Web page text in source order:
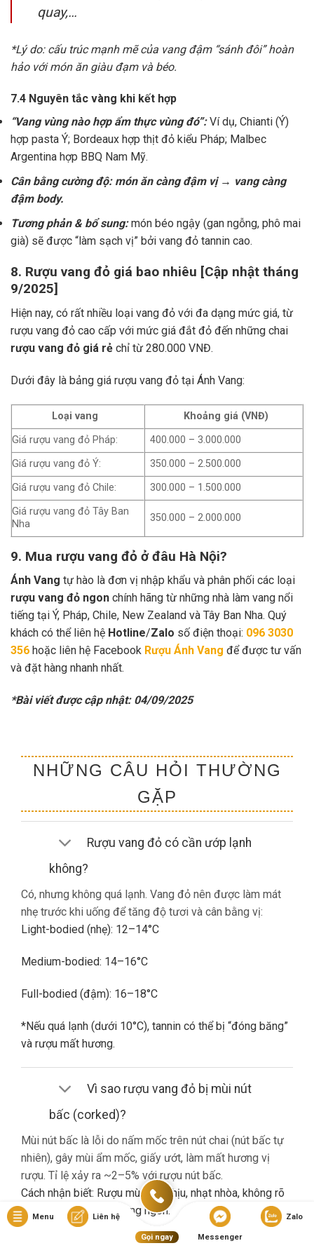
quay,…
*Lý do: cấu trúc mạnh mẽ của vang đậm “sánh đôi” hoàn
hảo với món ăn giàu đạm và béo.
7.4 Nguyên tắc vàng khi kết hợp
“Vang vùng nào hợp ẩm thực vùng đó”:Ví dụ, Chianti (Ý)
hợp pasta Ý; Bordeaux hợp thịt đỏ kiểu Pháp; Malbec
Argentina hợp BBQ Nam Mỹ.
Cân bằng cường độ: món ăn càng đậm vị → vang càng
đậm body.
Tương phản & bổ sung:món béo ngậy (gan ngỗng, phô mai
già) sẽ được “làm sạch vị” bởi vang đỏ tannin cao.
8. Rượu vang đỏ giá bao nhiêu [Cập nhật tháng
9/2025]
Hiện nay, có rất nhiều loại vang đỏ với đa dạng mức giá, từ
rượu vang đỏ cao cấp với mức giá đắt đỏ đến những chai
rượu vang đỏ giá rẻ chỉ từ 280.000 VNĐ.
Dưới đây là bảng giá rượu vang đỏ tại Ánh Vang:
Loại vang
Khoảng giá (VNĐ)
Giá rượu vang đỏ Pháp:
400.000 – 3.000.000
Giá rượu vang đỏ Ý:
350.000 – 2.500.000
Giá rượu vang đỏ Chile:
300.000 – 1.500.000
Giá rượu vang đỏ Tây Ban
Nha
350.000 – 2.000.000
9. Mua rượu vang đỏ ở đâu Hà Nội?
Ánh Vang tự hào là đơn vị nhập khẩu và phân phối các loại
rượu vang đỏ ngon chính hãng từ những nhà làm vang nổi
tiếng tại Ý, Pháp, Chile, New Zealand và Tây Ban Nha. Quý
khách có thể liên hệ Hotline/Zalo số điện thoại: 096 3030
356 hoặc liên hệ Facebook Rượu Ánh Vang để được tư vấn
và đặt hàng nhanh nhất.
*Bài viết được cập nhật: 04/09/2025
NHỮNG CÂU HỎI THƯỜNG
GẶP
Rượu vang đỏ có cần ướp lạnh
không?
Có, nhưng không quá lạnh. Vang đỏ nên được làm mát
nhẹ trước khi uống để tăng độ tươi và cân bằng vị:
Light-bodied (nhẹ): 12–14°C
Medium-bodied: 14–16°C
Full-bodied (đậm): 16–18°C
*Nếu quá lạnh (dưới 10°C), tannin có thể bị “đóng băng”
và rượu mất hương.
Vì sao rượu vang đỏ bị mùi nút
bấc (corked)?
Mùi nút bấc là lỗi do nấm mốc trên nút chai (nút bấc tự
nhiên), gây mùi ẩm mốc, giấy ướt, làm mất hương vị
rượu. Tỉ lệ xảy ra ~2–5% với rượu nút bấc.
Cách nhận biết: Rượu mùi khó chịu, nhạt nhòa, không rõ
hương trái cây dù là vang ngon.
Nếu gặp lỗi này, bạn nên liên hệ cửa hàng đổi trả (nếu có
Menu Liên hệ
Gọi ngay Messenger
Zalo